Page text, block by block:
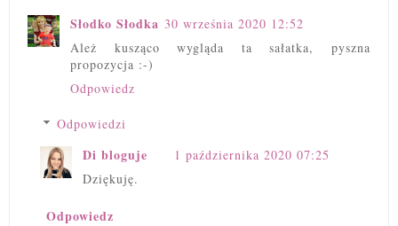
Słodko Słodka 30 września 2020 12:52
Ależ kusząco wygląda ta sałatka, pyszna
propozycja :-)
Odpowiedz
Odpowiedzi
Di bloguje
1 października 2020 07:25
Dziękuję.
Odpowiedz